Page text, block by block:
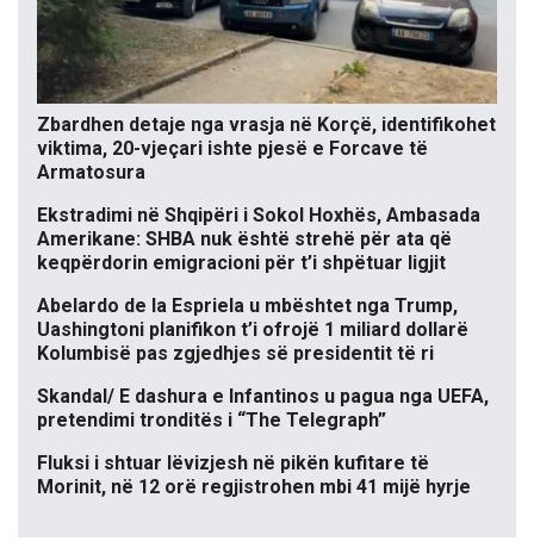
Zbardhen detaje nga vrasja në Korçë, identifikohet
viktima, 20-vjeçari ishte pjesë e Forcave të
Armatosura
Ekstradimi në Shqipëri i Sokol Hoxhës, Ambasada
Amerikane: SHBA nuk është strehë për ata që
keqpërdorin emigracioni për t’i shpëtuar ligjit
Abelardo de la Espriela u mbështet nga Trump,
Uashingtoni planifikon t’i ofrojë 1 miliard dollarë
Kolumbisë pas zgjedhjes së presidentit të ri
Skandal/ E dashura e Infantinos u pagua nga UEFA,
pretendimi tronditës i “The Telegraph”
Fluksi i shtuar lëvizjesh në pikën kufitare të
Morinit, në 12 orë regjistrohen mbi 41 mijë hyrje